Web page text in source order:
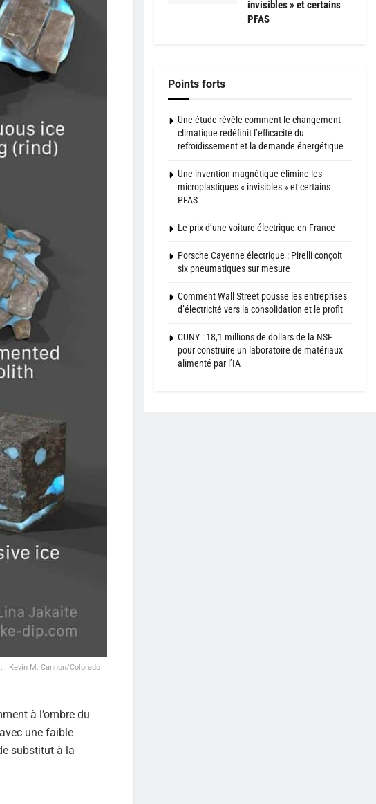
: Kevin M. Cannon/Colorado
à l’ombre du
une faible
substitut à la
invisibles » et certains
PFAS
Points forts
Une étude révèle comment le changement
climatique redéfinit l’efficacité du
refroidissement et la demande énergétique
Une invention magnétique élimine les
microplastiques « invisibles » et certains
PFAS
Le prix d’une voiture électrique en France
Porsche Cayenne électrique : Pirelli conçoit
six pneumatiques sur mesure
Comment Wall Street pousse les entreprises
d’électricité vers la consolidation et le profit
CUNY : 18,1 millions de dollars de la NSF
pour construire un laboratoire de matériaux
alimenté par l’IA